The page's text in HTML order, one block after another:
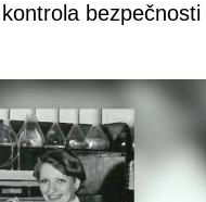
bezpečnosti